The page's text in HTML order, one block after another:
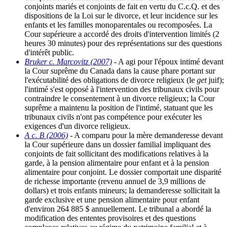
conjoints mariés et conjoints de fait en vertu du C.c.Q. et des
dispositions de la Loi sur le divorce, et leur incidence sur les
enfants et les familles monoparentales ou recomposées. La
Cour supérieure a accordé des droits d'intervention limités (2
heures 30 minutes) pour des représentations sur des questions
d'intérêt public.
Bruker c. Marcovitz (2007) - A agi pour l'époux intimé devant
la Cour suprême du Canada dans la cause phare portant sur
l'exécutabilité des obligations de divorce religieux (le getjuif);
l'intimé s'est opposé à l'intervention des tribunaux civils pour
contraindre le consentement à un divorce religieux; la Cour
suprême a maintenu la position de l'intimé, statuant que les
tribunaux civils n'ont pas compétence pour exécuter les
exigences d'un divorce religieux.
A c. B (2006) - A comparu pour la mère demanderesse devant
la Cour supérieure dans un dossier familial impliquant des
conjoints de fait sollicitant des modifications relatives à la
garde, à la pension alimentaire pour enfant et à la pension
alimentaire pour conjoint. Le dossier comportait une disparité
de richesse importante (revenu annuel de 3,9 millions de
dollars) et trois enfants mineurs; la demanderesse sollicitait la
garde exclusive et une pension alimentaire pour enfant
d'environ 264 885 $ annuellement. Le tribunal a abordé la
modification des ententes provisoires et des questions